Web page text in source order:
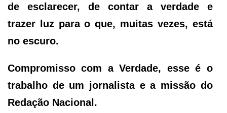
de esclarecer, de contar a verdade e
trazer luz para o que, muitas vezes, está
no escuro.
Compromisso com a Verdade, esse é o
trabalho de um jornalista e a missão do
Redação Nacional.